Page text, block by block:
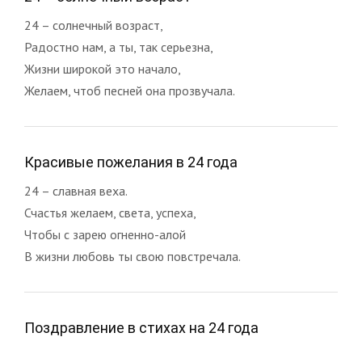
24 – солнечный возраст,
Радостно нам, а ты, так серьезна,
Жизни широкой это начало,
Желаем, чтоб песней она прозвучала.
Красивые пожелания в 24 года
24 – славная веха.
Счастья желаем, света, успеха,
Чтобы с зарею огненно-алой
В жизни любовь ты свою повстречала.
Поздравление в стихах на 24 года